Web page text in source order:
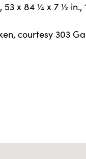
x 84 ¼ x 7 ½ in.,
courtesy 303